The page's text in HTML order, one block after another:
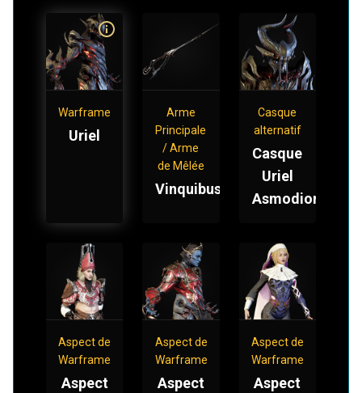
Warframe
Uriel
Arme
Principale
/ Arme
de Mêlée
Vinquibus
Casque
alternatif
Casque
Uriel
Asmodion
Aspect de
Warframe
Aspect
Aspect de
Warframe
Aspect
Aspect de
Warframe
Aspect